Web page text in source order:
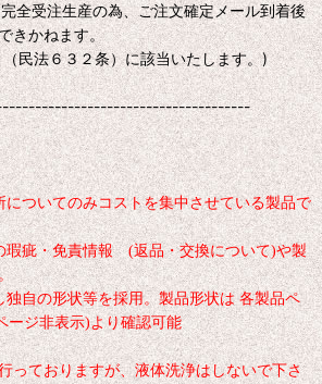
全受注生産の為、ご注文確定メール到着後
きかねます。
民法６３２条）に該当いたします。)
ついてのみコストを集中させている製品で
瑕疵・免責情報 (返品・交換について)や製
独自の形状等を採用。製品形状は 各製品ペ
ージ非表示)より確認可能
っておりますが、液体洗浄はしないで下さ